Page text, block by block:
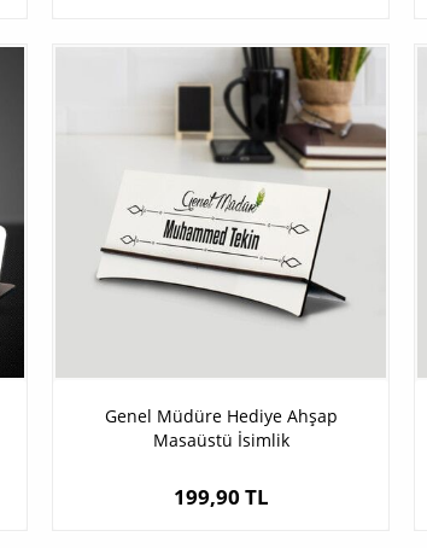
Genel Müdüre Hediye Ahşap
Masaüstü İsimlik
199,90 TL